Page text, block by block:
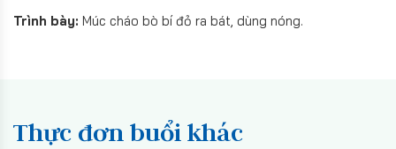
Trình bày: Múc cháo bò bí đỏ ra bát, dùng nóng.
Thực đơn buổi khác